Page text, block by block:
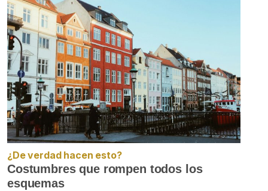
¿De verdad hacen esto?
Costumbres que rompen todos los
esquemas